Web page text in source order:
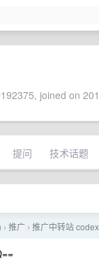
joined on
提问 技术话题
› 推广 › 推广中转站